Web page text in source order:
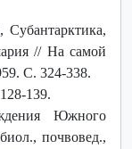
Субантарктика,
// На самой
С. 324-338.
139.
Южного
почвовед.,